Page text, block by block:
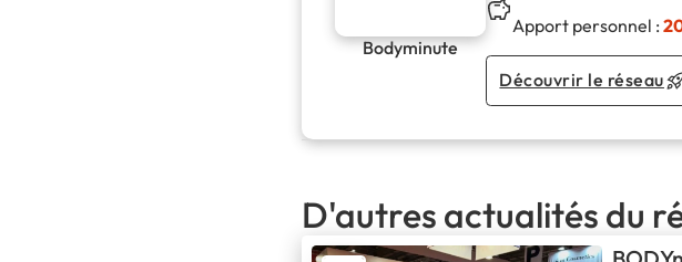
Bodyminute
Apport personnel :
Découvrir le réseau
D'autres actualités du